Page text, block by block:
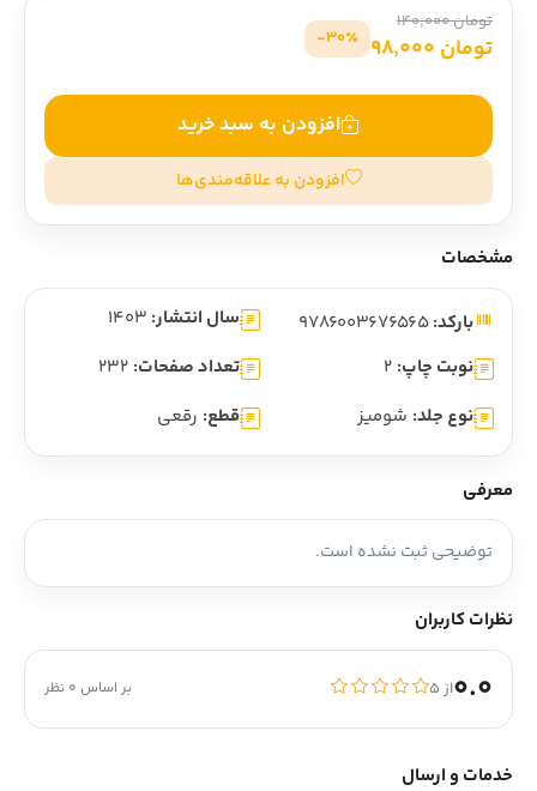
تومان 140,000
تومان 98,000 30٪-
افزودن به سبد خرید
افزودن به علاقه‌مندی‌ها
مشخصات
بارکد:9786003676565 سال انتشار: 1403
نوبت چاپ: 2 تعداد صفحات: 232
نوع جلد: شومیز قطع: رقعی
معرفی
توضیحی ثبت نشده است.
نظرات کاربران
0.0از ۵ بر اساس 0 نظر
خدمات و ارسال